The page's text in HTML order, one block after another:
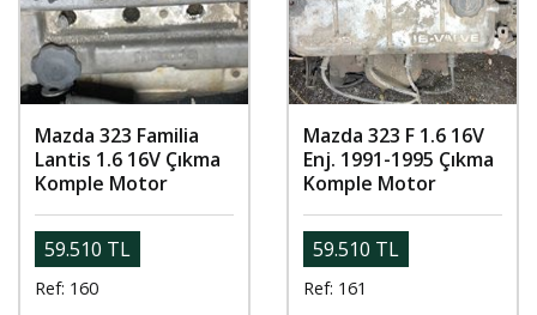
Mazda 323 Familia
Lantis 1.6 16V Çıkma
Komple Motor
59.510 TL
Ref: 160
Mazda 323 F 1.6 16V
Enj. 1991-1995 Çıkma
Komple Motor
59.510 TL
Ref: 161